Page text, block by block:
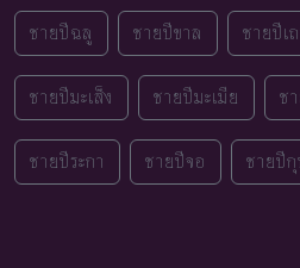
ชายปีฉลู ชายปีขาล ชายปีเ
ชายปีมะเส็ง ชายปีมะเมีย ช
ชายปีระกา ชายปีจอ ชายปี